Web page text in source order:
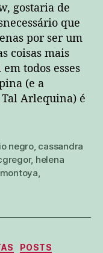
gostaria de
que
por ser um
coisas mais
todos esses
(e a
Arlequina) é
negro, cassandra
, helena
POSTS